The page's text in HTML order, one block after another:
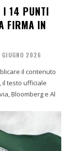
I 14 PUNTI
FIRMA IN
GIUGNO 2026
il contenuto
il testo ufficiale
Bloomberg e Al